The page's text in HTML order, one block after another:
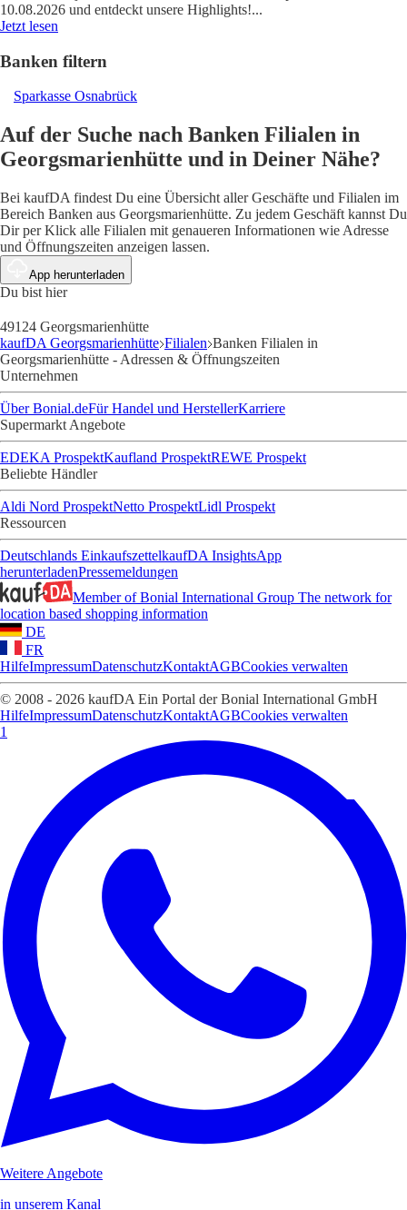
10.08.2026 und entdeckt unsere Highlights!...
Jetzt lesen
Banken filtern
Sparkasse Osnabrück
Auf der Suche nach Banken Filialen in
Georgsmarienhütte und in Deiner Nähe?
Bei kaufDA findest Du eine Übersicht aller Geschäfte und Filialen im
Bereich Banken aus Georgsmarienhütte. Zu jedem Geschäft kannst Du
Dir per Klick alle Filialen mit genaueren Informationen wie Adresse
und Öffnungszeiten anzeigen lassen.
App herunterladen
Du bist hier
49124 Georgsmarienhütte
kaufDA Georgsmarienhütte Filialen Banken Filialen in
Georgsmarienhütte - Adressen & Öffnungszeiten
Unternehmen
Über Bonial.deFür Handel und HerstellerKarriere
Supermarkt Angebote
EDEKA ProspektKaufland ProspektREWE Prospekt
Beliebte Händler
Aldi Nord ProspektNetto ProspektLidl Prospekt
Ressourcen
Deutschlands EinkaufszettelkaufDA InsightsApp
herunterladenPressemeldungen
Member of Bonial International Group The network for
location based shopping information
DE
FR
HilfeImpressumDatenschutzKontaktAGBCookies verwalten
© 2008 - 2026 kaufDA Ein Portal der Bonial International GmbH
HilfeImpressumDatenschutzKontaktAGBCookies verwalten
1
Weitere Angebote
in unserem Kanal